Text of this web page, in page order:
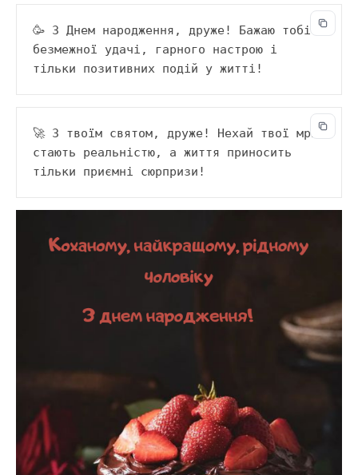
🥳 З Днем народження, друже! Бажаю тобі
безмежної удачі, гарного настрою і
тільки позитивних подій у житті!
🚀 З твоїм святом, друже! Нехай твої мрії
стають реальністю, а життя приносить
тільки приємні сюрпризи!